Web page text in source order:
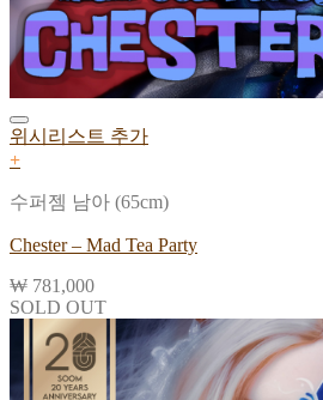
위시리스트 추가
+
수퍼젬 남아 (65cm)
Chester – Mad Tea Party
₩ 781,000
SOLD OUT